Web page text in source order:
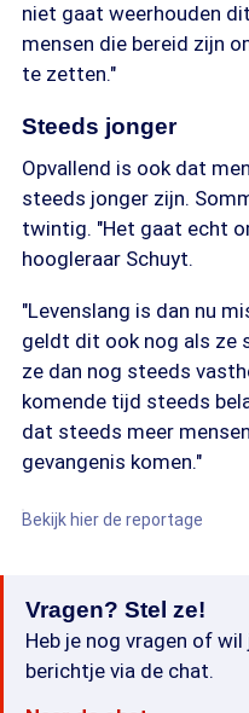
niet gaat weerhouden
mensen die bereid zijn
te zetten."
Steeds jonger
Opvallend is ook dat
steeds jonger zijn.
twintig. "Het gaat echt
hoogleraar Schuyt.
"Levenslang is dan nu
geldt dit ook nog als ze
ze dan nog steeds
komende tijd steeds
dat steeds meer
gevangenis komen."
Bekijk hier de reportage
Vragen? Stel ze!
Heb je nog vragen of
berichtje via de chat.